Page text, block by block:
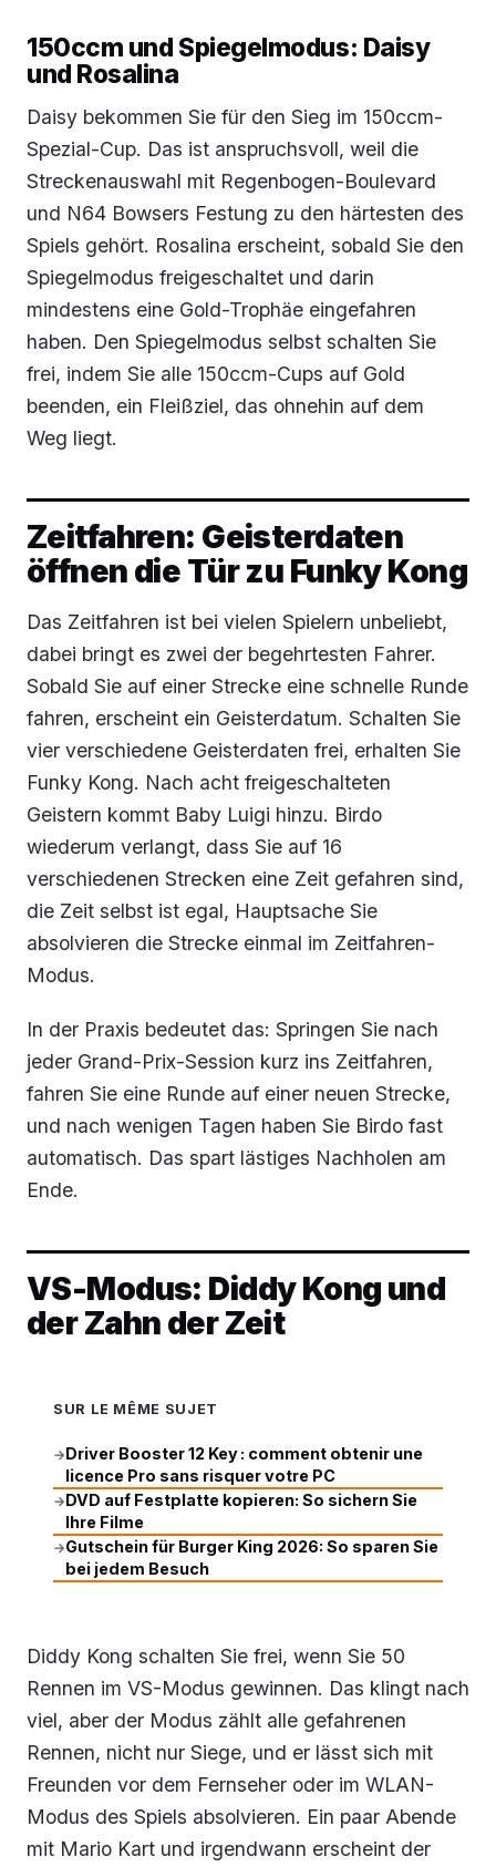
150ccm und Spiegelmodus: Daisy
und Rosalina
Daisy bekommen Sie für den Sieg im 150ccm-
Spezial-Cup. Das ist anspruchsvoll, weil die
Streckenauswahl mit Regenbogen-Boulevard
und N64 Bowsers Festung zu den härtesten des
Spiels gehört. Rosalina erscheint, sobald Sie den
Spiegelmodus freigeschaltet und darin
mindestens eine Gold-Trophäe eingefahren
haben. Den Spiegelmodus selbst schalten Sie
frei, indem Sie alle 150ccm-Cups auf Gold
beenden, ein Fleißziel, das ohnehin auf dem
Weg liegt.
Zeitfahren: Geisterdaten
öffnen die Tür zu Funky Kong
Das Zeitfahren ist bei vielen Spielern unbeliebt,
dabei bringt es zwei der begehrtesten Fahrer.
Sobald Sie auf einer Strecke eine schnelle Runde
fahren, erscheint ein Geisterdatum. Schalten Sie
vier verschiedene Geisterdaten frei, erhalten Sie
Funky Kong. Nach acht freigeschalteten
Geistern kommt Baby Luigi hinzu. Birdo
wiederum verlangt, dass Sie auf 16
verschiedenen Strecken eine Zeit gefahren sind,
die Zeit selbst ist egal, Hauptsache Sie
absolvieren die Strecke einmal im Zeitfahren-
Modus.
In der Praxis bedeutet das: Springen Sie nach
jeder Grand-Prix-Session kurz ins Zeitfahren,
fahren Sie eine Runde auf einer neuen Strecke,
und nach wenigen Tagen haben Sie Birdo fast
automatisch. Das spart lästiges Nachholen am
Ende.
VS-Modus: Diddy Kong und
der Zahn der Zeit
SUR LE MÊME SUJET
→Driver Booster 12 Key : comment obtenir une
licence Pro sans risquer votre PC
→DVD auf Festplatte kopieren: So sichern Sie
Ihre Filme
→Gutschein für Burger King 2026: So sparen Sie
bei jedem Besuch
Diddy Kong schalten Sie frei, wenn Sie 50
Rennen im VS-Modus gewinnen. Das klingt nach
viel, aber der Modus zählt alle gefahrenen
Rennen, nicht nur Siege, und er lässt sich mit
Freunden vor dem Fernseher oder im WLAN-
Modus des Spiels absolvieren. Ein paar Abende
mit Mario Kart und irgendwann erscheint der